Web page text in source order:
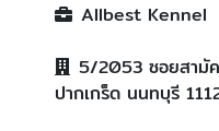
Allbest Kennel
5/2053 ซอยสามั
ปากเกร็ด นนทบุรี